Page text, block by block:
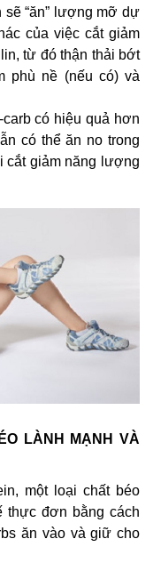
“ăn” lượng mỡ dự
của việc cắt giảm
từ đó thận thải bớt
phù nề (nếu có) và
có hiệu quả hơn
có thể ăn no trong
cắt giảm năng lượng
LÀNH MẠNH VÀ
một loại chất béo
thực đơn bằng cách
ăn vào và giữ cho